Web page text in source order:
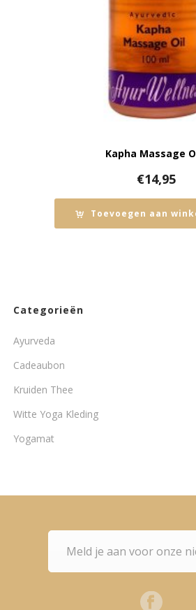
Kapha Massage
€14,95
Toevoegen aan
Categorieën
Ayurveda
Cadeaubon
Kruiden Thee
Witte Yoga Kleding
Yogamat
Meld je aan voor onze